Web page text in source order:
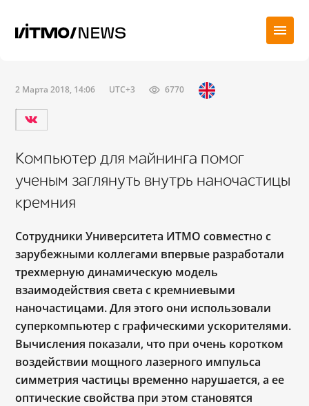
2 Марта 2018, 14:06 UTC+3 6770
Компьютер для майнинга помог
ученым заглянуть внутрь наночастицы
кремния
Сотрудники Университета ИТМО совместно с
зарубежными коллегами впервые разработали
трехмерную динамическую модель
взаимодействия света с кремниевыми
наночастицами. Для этого они использовали
суперкомпьютер с графическими ускорителями.
Вычисления показали, что при очень коротком
воздействии мощного лазерного импульса
симметрия частицы временно нарушается, а ее
оптические свойства при этом становятся